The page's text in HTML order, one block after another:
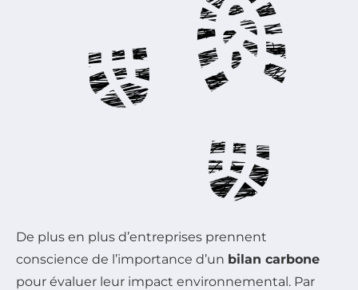
De plus en plus d’entreprises prennent
conscience de l’importance d’un bilan carbone
pour évaluer leur impact environnemental. Par